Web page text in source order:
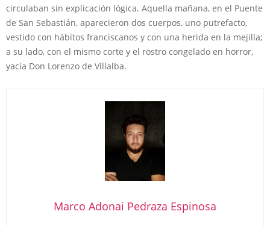
circulaban sin explicación lógica. Aquella mañana, en el Puente
de San Sebastián, aparecieron dos cuerpos, uno putrefacto,
vestido con hábitos franciscanos y con una herida en la mejilla;
a su lado, con el mismo corte y el rostro congelado en horror,
yacía Don Lorenzo de Villalba.
Marco Adonai Pedraza Espinosa